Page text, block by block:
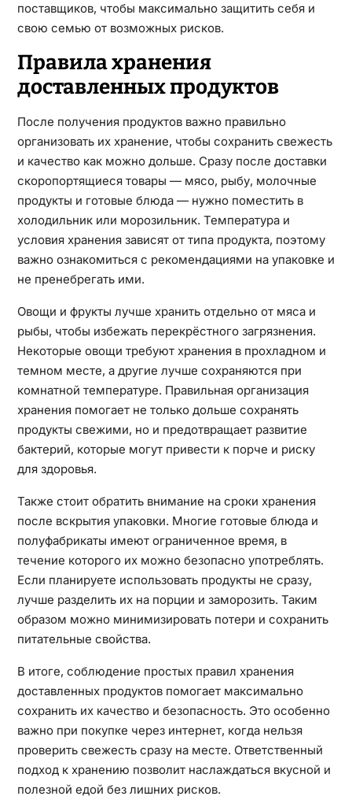
поставщиков, чтобы максимально защитить себя и
свою семью от возможных рисков.
Правила хранения
доставленных продуктов
После получения продуктов важно правильно
организовать их хранение, чтобы сохранить свежесть
и качество как можно дольше. Сразу после доставки
скоропортящиеся товары — мясо, рыбу, молочные
продукты и готовые блюда — нужно поместить в
холодильник или морозильник. Температура и
условия хранения зависят от типа продукта, поэтому
важно ознакомиться с рекомендациями на упаковке и
не пренебрегать ими.
Овощи и фрукты лучше хранить отдельно от мяса и
рыбы, чтобы избежать перекрёстного загрязнения.
Некоторые овощи требуют хранения в прохладном и
темном месте, а другие лучше сохраняются при
комнатной температуре. Правильная организация
хранения помогает не только дольше сохранять
продукты свежими, но и предотвращает развитие
бактерий, которые могут привести к порче и риску
для здоровья.
Также стоит обратить внимание на сроки хранения
после вскрытия упаковки. Многие готовые блюда и
полуфабрикаты имеют ограниченное время, в
течение которого их можно безопасно употреблять.
Если планируете использовать продукты не сразу,
лучше разделить их на порции и заморозить. Таким
образом можно минимизировать потери и сохранить
питательные свойства.
В итоге, соблюдение простых правил хранения
доставленных продуктов помогает максимально
сохранить их качество и безопасность. Это особенно
важно при покупке через интернет, когда нельзя
проверить свежесть сразу на месте. Ответственный
подход к хранению позволит наслаждаться вкусной и
полезной едой без лишних рисков.